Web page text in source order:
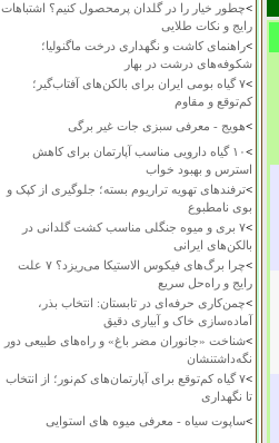
>چطور خیار را در گلدان پرمحصول کنیم؟ اشتباهات
رایج و نکات طلایی
>راهنمای کاشت و نگهداری درخت ماگنولیا؛
شکوفه‌های درشت در بهار
>
۷ گیاه بومی ایران برای بالکن‌های آفتاب‌گیر؛
کم‌توقع و مقاوم
>هویج - معرفی سبزی جات غیر برگی
>
۱۰ گیاه دارویی مناسب آپارتمان برای کاهش
استرس و بهبود خواب
>ترفندهای تهویه تراریوم بسته؛ جلوگیری از کپک و
بوی نامطبوع
>
۷ بری و میوه جنگلی مناسب کشت گلدانی در
بالکن‌های ایرانی
>
چرا برگ‌های فیکوس الاستیکا می‌ریزد؟ ۷ علت
رایج و راه‌حل سریع
>چمن‌کاری حرفه‌ای در تابستان: انتخاب بذر،
آماده‌سازی خاک و آبیاری دقیق
>شناخت «جانوران مضر باغ» و راه‌های طبیعی دور
نگه‌داشتنشان
>
۷ گیاه کم‌توقع برای آپارتمان‌های کم‌نور؛ از انتخاب
تا نگهداری
>ساپوت سیاه - معرفی میوه های استوایی